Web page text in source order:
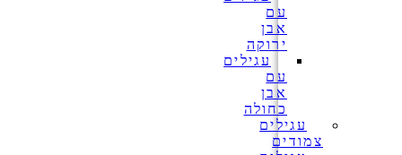
עם
אבן
ירוקה
עגילים
עם
אבן
כחולה
עגילים
צמודים